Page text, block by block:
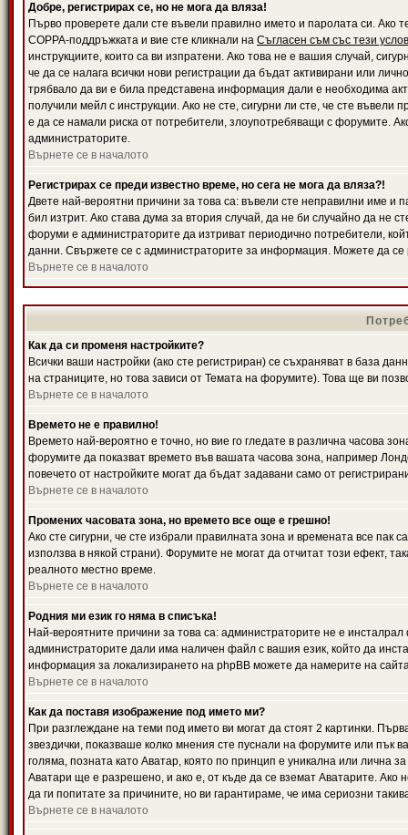
Добре, регистрирах се, но не мога да вляза!
Първо проверете дали сте въвели правилно името и паролата си. Ако
COPPA-поддръжката и вие сте кликнали на Съгласен съм със тези
инструкциите, които са ви изпратени. Ако това не е вашия случай,
че да се налага всички нови регистрации да бъдат активирани или
трябвало да ви е била представена информация дали е необходима
получили мейл с инструкции. Ако не сте, сигурни ли сте, че сте
е да се намали риска от потребители, злоупотребяващи с форумите.
администраторите.
Върнете се в началото
Регистрирах се преди известно време, но сега не мога да вляза?!
Двете най-вероятни причини за това са: въвели сте неправилни име и
бил изтрит. Ако става дума за втория случай, да не би случайно да
форуми е администраторите да изтриват периодично потребители,
данни. Свържете се с администраторите за информация. Можете да се
Върнете се в началото
Как да си променя настройките?
Всички ваши настройки (ако сте регистриран) се съхраняват в база
на страниците, но това зависи от Темата на форумите). Това ще ви
Върнете се в началото
Времето не е правилно!
Времето най-вероятно е точно, но вие го гледате в различна часова
форумите да показват времето във вашата часова зона, например
повечето от настройките могат да бъдат задавани само от
Върнете се в началото
Промених часовата зона, но времето все още е грешно!
Ако сте сигурни, че сте избрали правилната зона и времената все
използва в някой страни). Форумите не могат да отчитат този ефект,
реалното местно време.
Върнете се в началото
Родния ми език го няма в списъка!
Най-вероятните причини за това са: администраторите не е
администраторите дали има наличен файл с вашия език, който да
информация за локализирането на phpBB можете да намерите на
Върнете се в началото
Как да поставя изображение под името ми?
При разглеждане на теми под името ви могат да стоят 2 картинки.
звездички, показваше колко мнения сте пуснали на форумите или пък
голяма, позната като Аватар, която по принцип е уникална или лична
Аватари ще е разрешено, и ако е, от къде да се вземат Аватарите.
да ги попитате за причините, но ви гарантираме, че има сериозни
Върнете се в началото